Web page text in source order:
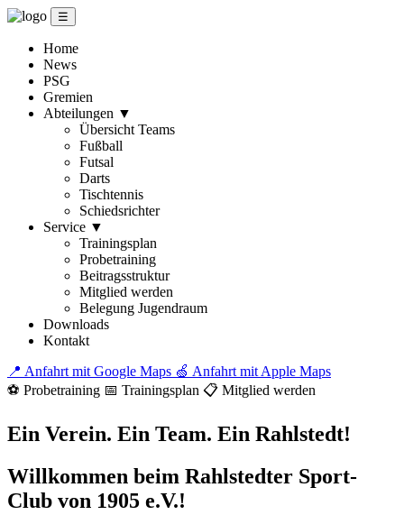
☰
Home
News
PSG
Gremien
Abteilungen ▼
Übersicht Teams
Fußball
Futsal
Darts
Tischtennis
Schiedsrichter
Service ▼
Trainingsplan
Probetraining
Beitragsstruktur
Mitglied werden
Belegung Jugendraum
Downloads
Kontakt
📍 Anfahrt mit Google Maps 🍏 Anfahrt mit Apple Maps
⚽ Probetraining 📅 Trainingsplan 📋 Mitglied werden
Ein Verein. Ein Team. Ein Rahlstedt!
Willkommen beim Rahlstedter Sport-
Club von 1905 e.V.!